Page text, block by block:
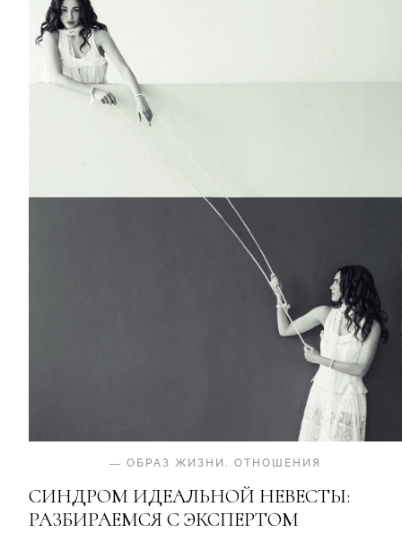
— ОБРАЗ ЖИЗНИ . ОТНОШЕНИЯ
СИНДРОМ ИДЕАЛЬНОЙ НЕВЕСТЫ:
РАЗБИРАЕМСЯ С ЭКСПЕРТОМ